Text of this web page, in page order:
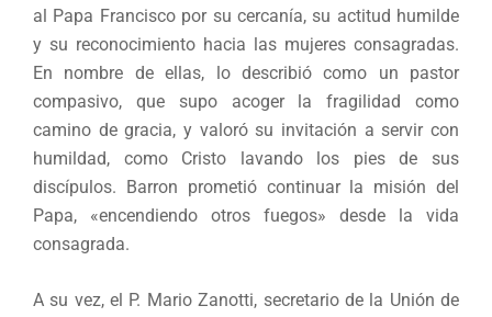
al Papa Francisco por su cercanía, su actitud humilde
y su reconocimiento hacia las mujeres consagradas.
En nombre de ellas, lo describió como un pastor
compasivo, que supo acoger la fragilidad como
camino de gracia, y valoró su invitación a servir con
humildad, como Cristo lavando los pies de sus
discípulos. Barron prometió continuar la misión del
Papa, «encendiendo otros fuegos» desde la vida
consagrada.
A su vez, el P. Mario Zanotti, secretario de la Unión de